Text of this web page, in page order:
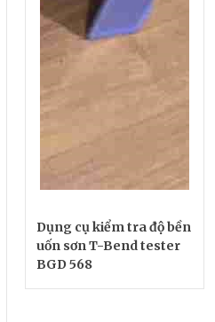
Dụng cụ kiểm tra độ bền
uốn sơn T-Bend tester
BGD 568